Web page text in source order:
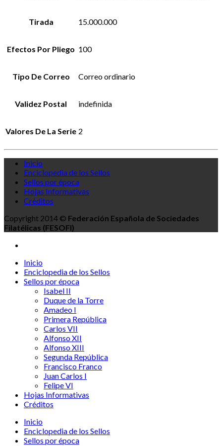
Tirada 15.000.000
Efectos Por Pliego 100
Tipo De Correo Correo ordinario
Validez Postal indefinida
Valores De La Serie 2
Inicio
Enciclopedia de los Sellos
Sellos por época
Hojas Informativas
Créditos
Copyright 2014 © Federación Española de Sociedades
Filatélicas (FESOFI)
Inicio
Enciclopedia de los Sellos
Sellos por época
Isabel II
Duque de la Torre
Amadeo I
Primera República
Carlos VII
Alfonso XII
Alfonso XIII
Segunda República
Francisco Franco
Juan Carlos I
Felipe VI
Hojas Informativas
Créditos
Inicio
Enciclopedia de los Sellos
Sellos por época